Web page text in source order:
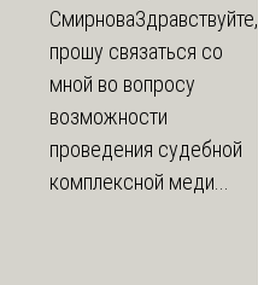
СмирноваЗдравствуйте,
прошу связаться со
мной во вопросу
возможности
проведения судебной
комплексной меди...